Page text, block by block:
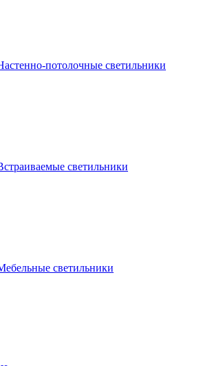
потолочные светильники
светильники
светильники